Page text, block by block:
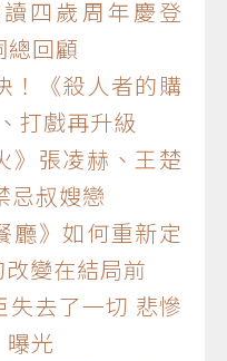
四歲周年慶登
總回顧
《殺人者的購
打戲再升級
張凌赫、王楚
忌叔嫂戀
》如何重新定
變在結局前
去了一切 悲慘
光